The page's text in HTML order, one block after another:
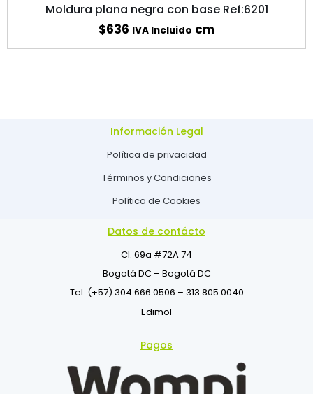
Moldura plana negra con base Ref:6201
$636 IVA Incluido cm
Información Legal
Política de privacidad
Términos y Condiciones
Política de Cookies
Datos de contácto
Cl. 69a #72A 74
Bogotá DC – Bogotá DC
Tel: (+57) 304 666 0506 – 313 805 0040
Edimol
Pagos